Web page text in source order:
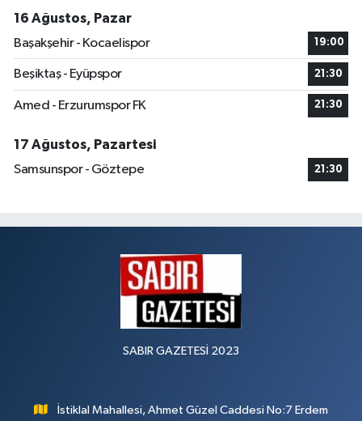
16 Ağustos, Pazar
Başakşehir - Kocaelispor
19:00
Beşiktaş - Eyüpspor 21:30
Amed - Erzurumspor FK 21:30
17 Ağustos, Pazartesi
Samsunspor - Göztepe
21:30
SABIR GAZETESİ 2023
İstiklal Mahallesi, Ahmet Güzel Caddesi No:7 Erdem